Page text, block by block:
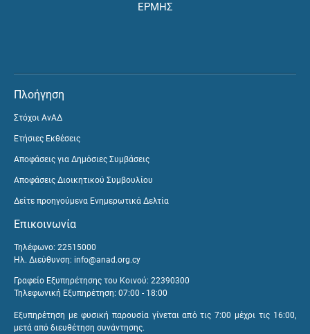
ΕΡΜΗΣ
Πλοήγηση
Στόχοι ΑνΑΔ
Ετήσιες Εκθέσεις
Αποφάσεις για Δημόσιες Συμβάσεις
Αποφάσεις Διοικητικού Συμβουλίου
Δείτε προηγούμενα Ενημερωτικά Δελτία
Επικοινωνία
Τηλέφωνο: 22515000
Ηλ. Διεύθυνση: info@anad.org.cy
Γραφείο Εξυπηρέτησης του Κοινού: 22390300
Τηλεφωνική Εξυπηρέτηση: 07:00 - 18:00
Εξυπηρέτηση με φυσική παρουσία γίνεται από τις 7:00 μέχρι τις 16:00,
μετά από διευθέτηση συνάντησης.